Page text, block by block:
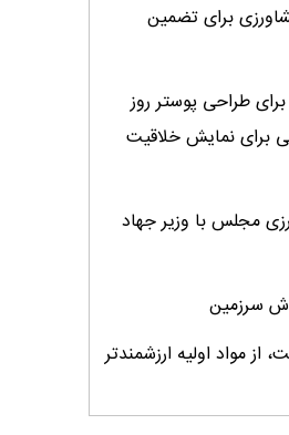
برای تضمین
برای طراحی پوستر روز
فرصتی برای نمایش خلاقیت
مجلس با وزیر جهاد
سرزمین
از مواد اولیه ارزشمندتر